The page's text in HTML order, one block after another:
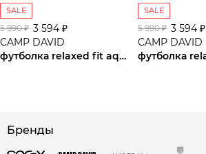
SALE
5 990 ₽ 3 594 ₽
CAMP DAVID
футболка relaxed fit aqua
SALE
5 990 ₽ 3 594 ₽
CAMP DAVID
Бренды